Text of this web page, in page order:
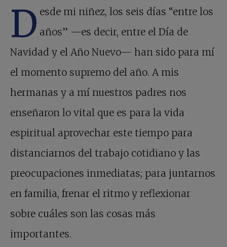
D esde mi niñez, los seis días “entre los
años” —es decir, entre el Día de
Navidad y el Año Nuevo— han sido para mí
el momento supremo del año. A mis
hermanas y a mí nuestros padres nos
enseñaron lo vital que es para la vida
espiritual aprovechar este tiempo para
distanciarnos del trabajo cotidiano y las
preocupaciones inmediatas; para juntarnos
en familia, frenar el ritmo y reflexionar
sobre cuáles son las cosas más
importantes.